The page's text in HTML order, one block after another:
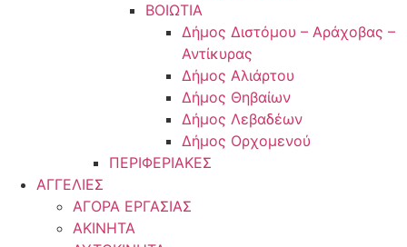
ΒΟΙΩΤΙΑ
Δήμος Διστόμου – Αράχοβας –
Αντίκυρας
Δήμος Αλιάρτου
Δήμος Θηβαίων
Δήμος Λεβαδέων
Δήμος Ορχομενού
ΠΕΡΙΦΕΡΙΑΚΕΣ
ΑΓΓΕΛΙΕΣ
ΑΓΟΡΑ ΕΡΓΑΣΙΑΣ
ΑΚΙΝΗΤΑ